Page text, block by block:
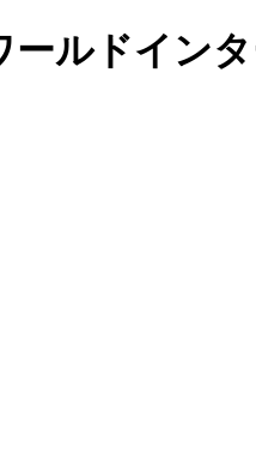
ルドイン